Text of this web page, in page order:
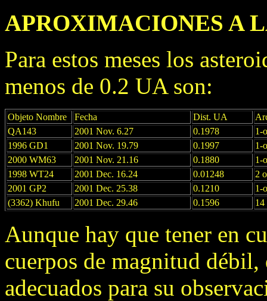
APROXIMACIONES A
Para estos meses los
menos de 0.2 UA son:
Objeto Nombre Fecha Dist. UA
QA143
2001 Nov. 6.27 0.1978
1-
1996 GD1
2001 Nov. 19.79 0.1997
1-
2000 WM63
2001 Nov. 21.16 0.1880
1-
1998 WT24
2001 Dec. 16.24 0.01248
2
2001 GP2
2001 Dec. 25.38 0.1210
1-
(3362) Khufu
2001 Dec. 29.46 0.1596 14
Aunque hay que tener en
cuerpos de magnitud
adecuados para su